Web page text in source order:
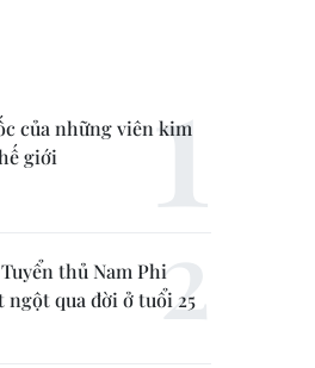
của những viên kim
giới
thủ Nam Phi
ngột qua đời ở tuổi 25